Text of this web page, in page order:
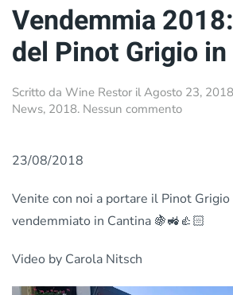
RONCO
DELLE
CIME
Vendemmia
del Pinot Grigio
Scritto da Wine Restor ilAgosto 23, 2018
News, 2018. Nessun commentosu
Pinot
in
23/08/2018
Venite con noi a portare il Pinot Grigio
vendemmiato in Cantina 🍇🚜👍🏻
Video by Carola Nitsch